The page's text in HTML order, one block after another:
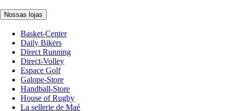
Nossas lojas
Basket-Center
Daily Bikers
Direct Running
Direct-Volley
Espace Golf
Galope-Store
Handball-Store
House of Rugby
La sellerie de Maé